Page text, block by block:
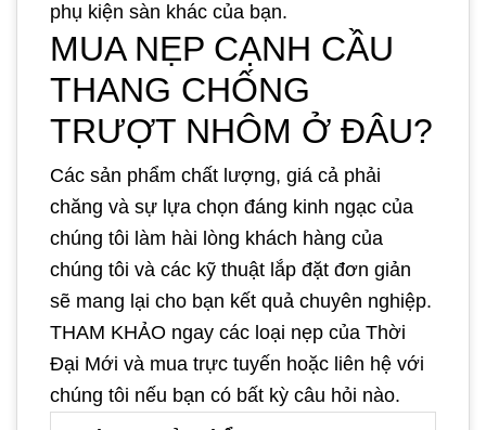
phụ kiện sàn khác của bạn.
MUA NẸP CẠNH CẦU
THANG CHỐNG
TRƯỢT NHÔM Ở ĐÂU?
Các sản phẩm chất lượng, giá cả phải
chăng và sự lựa chọn đáng kinh ngạc của
chúng tôi làm hài lòng khách hàng của
chúng tôi và các kỹ thuật lắp đặt đơn giản
sẽ mang lại cho bạn kết quả chuyên nghiệp.
THAM KHẢO ngay các loại nẹp của Thời
Đại Mới và mua trực tuyến hoặc liên hệ với
chúng tôi nếu bạn có bất kỳ câu hỏi nào.